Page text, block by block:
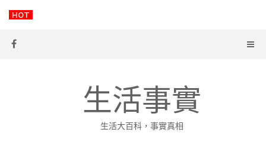
HOT
生活事實
生活大百科，事實真相